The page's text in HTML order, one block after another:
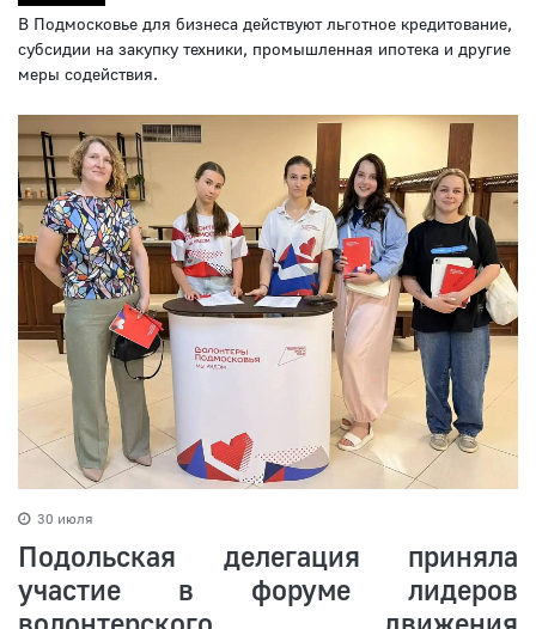
В Подмосковье для бизнеса действуют льготное кредитование,
субсидии на закупку техники, промышленная ипотека и другие
меры содействия.
30 июля
Подольская делегация приняла
участие в форуме лидеров